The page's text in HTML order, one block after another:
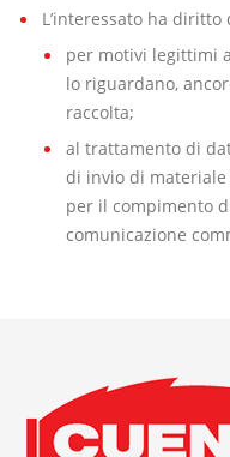
L’interessato ha
per motivi legittimi
lo riguardano,
raccolta;
al trattamento di
di invio di
per il compimento
comunicazione